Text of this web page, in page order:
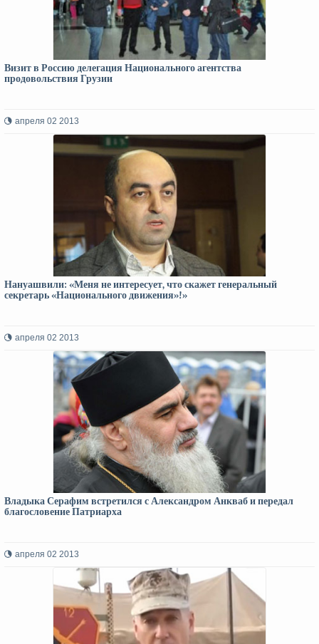
Визит в Россию делегация Национального агентства
продовольствия Грузии
апреля 02 2013
Нануашвили: «Меня не интересует, что скажет генеральный
секретарь «Национального движения»!»
апреля 02 2013
Владыка Серафим встретился с Александром Анкваб и передал
благословение Патриарха
апреля 02 2013